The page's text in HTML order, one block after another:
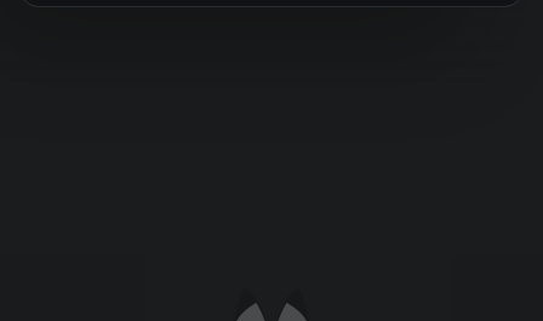
крутих нововведень